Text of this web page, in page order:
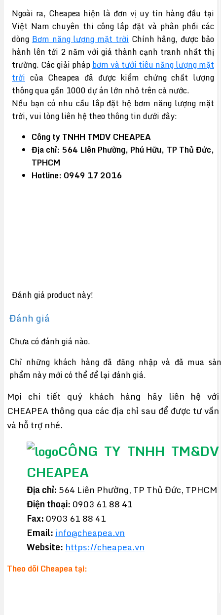
Ngoài ra, Cheapea hiện là đơn vị uy tín hàng đầu tại
Việt Nam chuyên thi công lắp đặt và phân phối các
dòngBơm năng lượng mặt trờiChính hãng, được bảo
hành lên tới 2 năm với giá thành cạnh tranh nhất thị
trường. Các giải phápbơm và tưới tiêu năng lượng mặt
trời của Cheapea đã được kiểm chứng chất lượng
thông qua gần 1000 dự án lớn nhỏ trên cả nước.
Nếu bạn có nhu cầu lắp đặt hệ bơm năng lượng mặt
trời, vui lòng liên hệ theo thông tin dưới đây:
Công ty TNHH TMDV CHEAPEA
Địa chỉ: 564 Liên Phường, Phú Hữu, TP Thủ Đức,
TPHCM
Hotline: 0949 17 2016
Đánh giá product này!
Đánh giá
Chưa có đánh giá nào.
Chỉ những khách hàng đã đăng nhập và đã mua sản
phẩm này mới có thể để lại đánh giá.
Mọi chi tiết quý khách hàng hãy liên hệ với
CHEAPEA thông qua các địa chỉ sau để được tư vấn
và hỗ trợ nhé.
CÔNG TY TNHH TM&DV
CHEAPEA
Địa chỉ: 564 Liên Phường, TP Thủ Đức, TPHCM
Điện thoại: 0903 61 88 41
Fax: 0903 61 88 41
Email:info@cheapea.vn
Website:https://cheapea.vn
Theo dõi Cheapea tại: